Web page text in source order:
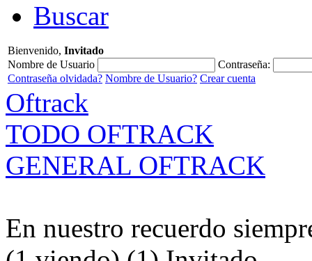
Buscar
Bienvenido, Invitado
Nombre de Usuario
Contraseña:
Contraseña olvidada? Nombre de Usuario? Crear cuenta
Oftrack
TODO OFTRACK
GENERAL OFTRACK
En nuestro recuerdo